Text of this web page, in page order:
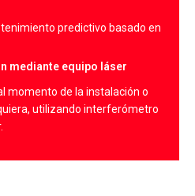
predictivo basado en
mediante equipo láser
momento de la instalación o
utilizando interferómetro